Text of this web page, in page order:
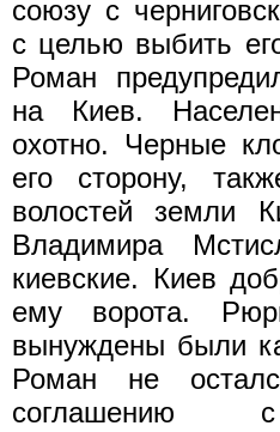
союзу с
с целью выбить
Роман
на Киев.
охотно. Черные
его сторону,
волостей земли
Владимира
киевские. Киев
ему ворота.
вынуждены были
Роман не
соглашению